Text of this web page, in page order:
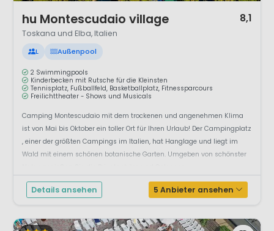
hu Montescudaio village 8,1
Toskana und Elba, Italien
L Außenpool
2 Swimmingpools
Kinderbecken mit Rutsche für die Kleinsten
Tennisplatz, Fußballfeld, Basketballplatz, Fitnessparcours
Freilichttheater - Shows und Musicals
Camping Montescudaio mit dem trockenen und angenehmen Klima
ist von Mai bis Oktober ein toller Ort für Ihren Urlaub! Der Campingplatz
, einer der größten Campings im Italien, hat Hanglage und liegt im
Wald mit einem schönen botanische Garten. Umgeben von schönster
Details ansehen 5 Anbieter ansehen